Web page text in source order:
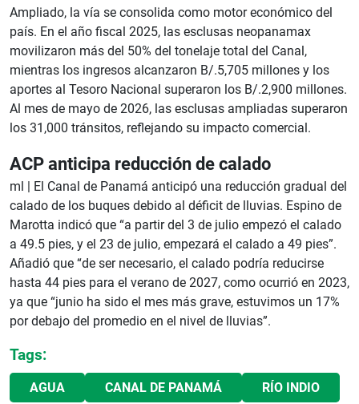
Ampliado, la vía se consolida como motor económico del
país. En el año fiscal 2025, las esclusas neopanamax
movilizaron más del 50% del tonelaje total del Canal,
mientras los ingresos alcanzaron B/.5,705 millones y los
aportes al Tesoro Nacional superaron los B/.2,900 millones.
Al mes de mayo de 2026, las esclusas ampliadas superaron
los 31,000 tránsitos, reflejando su impacto comercial.
ACP anticipa reducción de calado
ml |
El Canal de Panamá anticipó una reducción gradual del
calado de los buques debido al déficit de lluvias. Espino de
Marotta indicó que “a partir del 3 de julio empezó el calado
a 49.5 pies, y el 23 de julio, empezará el calado a 49 pies”.
Añadió que “de ser necesario, el calado podría reducirse
hasta 44 pies para el verano de 2027, como ocurrió en 2023,
ya que “junio ha sido el mes más grave, estuvimos un 17%
por debajo del promedio en el nivel de lluvias”.
Tags:
AGUA CANAL DE PANAMÁ RÍO INDIO